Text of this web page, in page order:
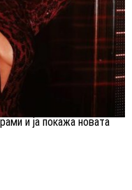
и ја покажа новата